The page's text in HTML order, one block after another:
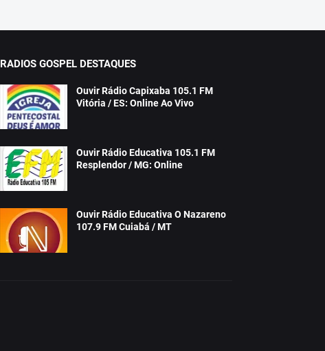
RADIOS GOSPEL DESTAQUES
Ouvir Rádio Capixaba 105.1 FM
Vitória / ES: Online Ao Vivo
Ouvir Rádio Educativa 105.1 FM
Resplendor / MG: Online
Ouvir Rádio Educativa O Nazareno
107.9 FM Cuiabá / MT